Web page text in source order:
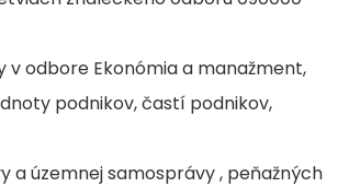
odbore Ekonómia a manažment,
podnikov, častí podnikov,
územnej samosprávy , peňažných